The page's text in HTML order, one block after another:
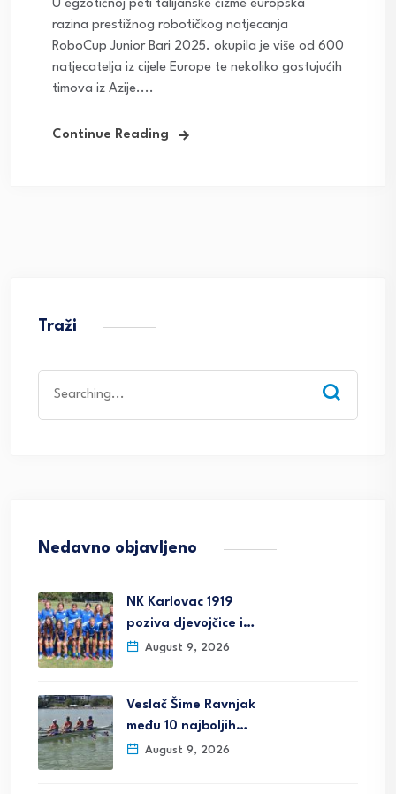
U egzotičnoj peti talijanske čizme europska
razina prestižnog robotičkog natjecanja
RoboCup Junior Bari 2025. okupila je više od 600
natjecatelja iz cijele Europe te nekoliko gostujućih
timova iz Azije....
Continue Reading
Traži
for:
Nedavno objavljeno
NK Karlovac 1919
poziva djevojčice i…
August 9, 2026
Veslač Šime Ravnjak
među 10 najboljih…
August 9, 2026